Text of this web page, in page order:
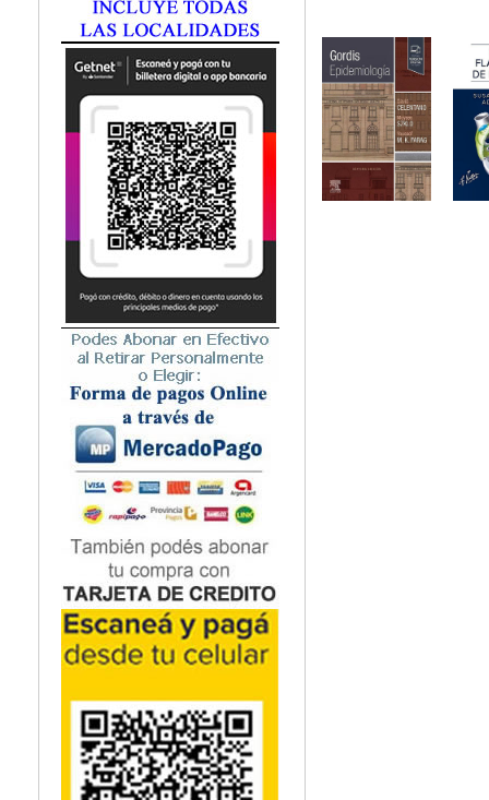
Hematología
Histología
Homeopatía
Infectología
Inmunología
Instrumentación Quirurgica
Medicina del Deporte / Rehabilitación
Medicina Emergencias / Urgencias
Medicina Forense / Legal
Medicina General
Medicina Interna
Microbiología
Nefrología
Neonatología / Pediatría
Neumología
Neuroanatomía / Neurociencia
Neurocirugía
Neurología
Nutrición
Odontología
Oftalmología
Oncología / Cuidados Paliativos
Ortopedía / Traumatología
Osteopatía
Otorrinolaringología
Podología
Psicología
Psiquiatría
Química